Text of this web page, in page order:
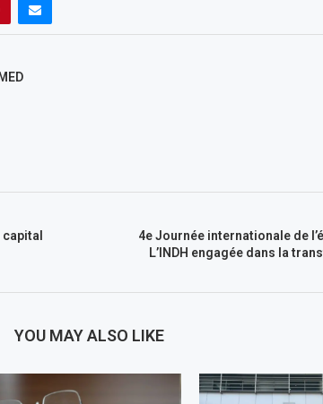
4e Journée internationale de
L’INDH engagée dans la
YOU MAY ALSO LIKE